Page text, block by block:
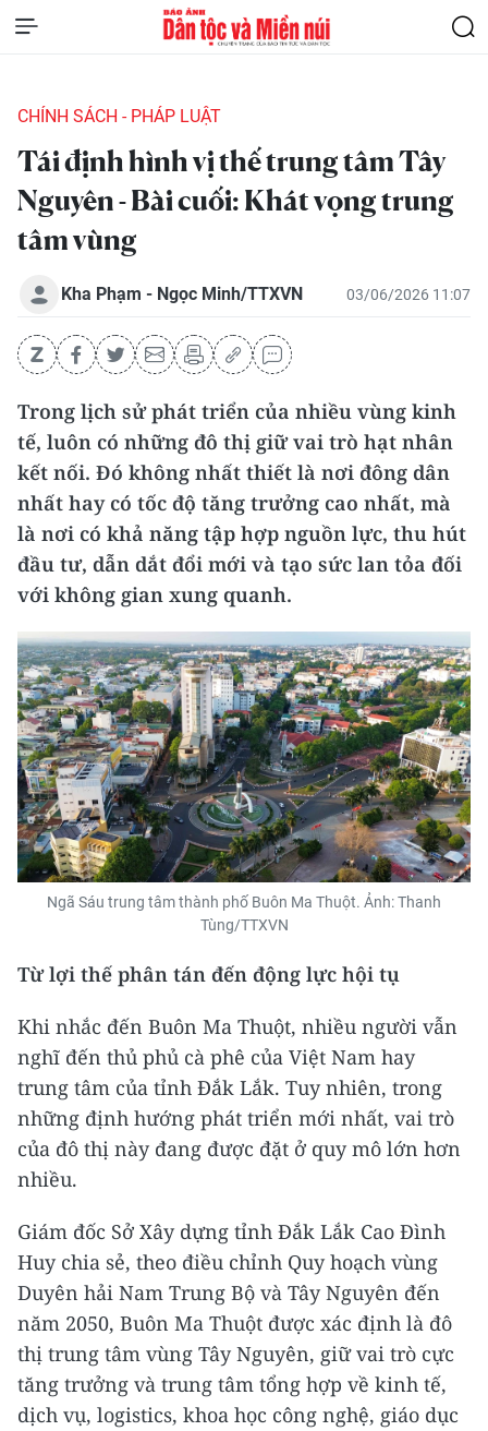
CHÍNH SÁCH - PHÁP LUẬT
Tái định hình vị thế trung tâm Tây
Nguyên - Bài cuối: Khát vọng trung
tâm vùng
Kha Phạm - Ngọc Minh/TTXVN 03/06/2026 11:07
Trong lịch sử phát triển của nhiều vùng kinh
tế, luôn có những đô thị giữ vai trò hạt nhân
kết nối. Đó không nhất thiết là nơi đông dân
nhất hay có tốc độ tăng trưởng cao nhất, mà
là nơi có khả năng tập hợp nguồn lực, thu hút
đầu tư, dẫn dắt đổi mới và tạo sức lan tỏa đối
với không gian xung quanh.
Ngã Sáu trung tâm thành phố Buôn Ma Thuột. Ảnh: Thanh
Tùng/TTXVN
Từ lợi thế phân tán đến động lực hội tụ
Khi nhắc đến Buôn Ma Thuột, nhiều người vẫn
nghĩ đến thủ phủ cà phê của Việt Nam hay
trung tâm của tỉnh Đắk Lắk. Tuy nhiên, trong
những định hướng phát triển mới nhất, vai trò
của đô thị này đang được đặt ở quy mô lớn hơn
nhiều.
Giám đốc Sở Xây dựng tỉnh Đắk Lắk Cao Đình
Huy chia sẻ, theo điều chỉnh Quy hoạch vùng
Duyên hải Nam Trung Bộ và Tây Nguyên đến
năm 2050, Buôn Ma Thuột được xác định là đô
thị trung tâm vùng Tây Nguyên, giữ vai trò cực
tăng trưởng và trung tâm tổng hợp về kinh tế,
dịch vụ, logistics, khoa học công nghệ, giáo dục